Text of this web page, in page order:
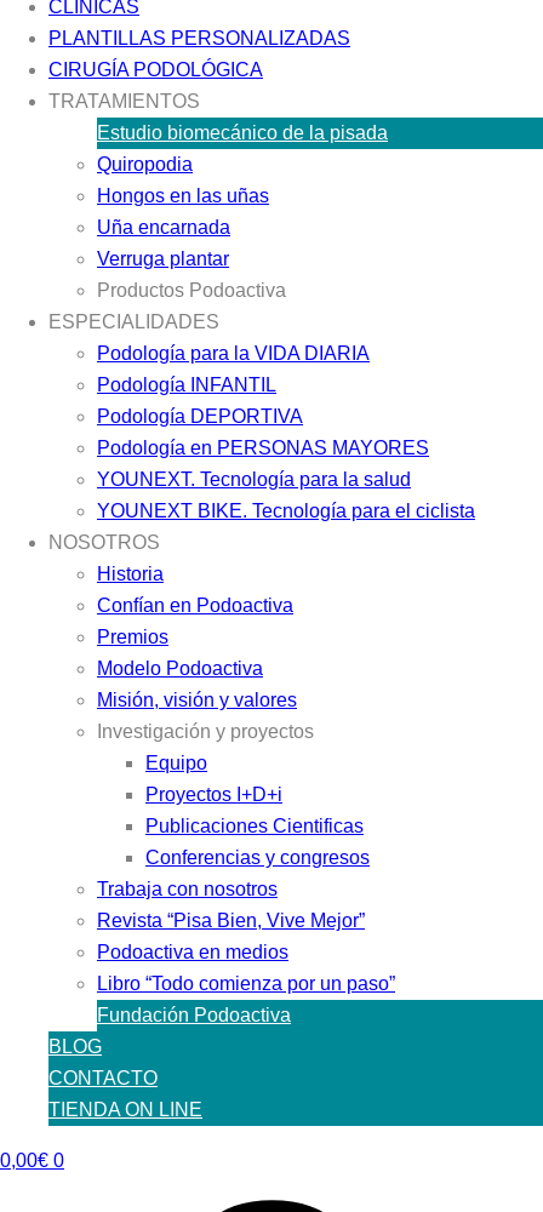
CLÍNICAS
PLANTILLAS PERSONALIZADAS
CIRUGÍA PODOLÓGICA
TRATAMIENTOS
Estudio biomecánico de la pisada
Quiropodia
Hongos en las uñas
Uña encarnada
Verruga plantar
Productos Podoactiva
ESPECIALIDADES
Podología para la VIDA DIARIA
Podología INFANTIL
Podología DEPORTIVA
Podología en PERSONAS MAYORES
YOUNEXT. Tecnología para la salud
YOUNEXT BIKE. Tecnología para el ciclista
NOSOTROS
Historia
Confían en Podoactiva
Premios
Modelo Podoactiva
Misión, visión y valores
Investigación y proyectos
Equipo
Proyectos I+D+i
Publicaciones Cientificas
Conferencias y congresos
Trabaja con nosotros
Revista “Pisa Bien, Vive Mejor”
Podoactiva en medios
Libro “Todo comienza por un paso”
Fundación Podoactiva
BLOG
CONTACTO
TIENDA ON LINE
0,00€ 0